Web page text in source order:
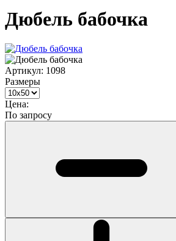
Дюбель бабочка
Артикул: 1098
Размеры
Цена:
По запросу